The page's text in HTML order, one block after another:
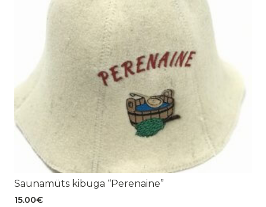
Saunamüts kibuga “Perenaine”
15.00€